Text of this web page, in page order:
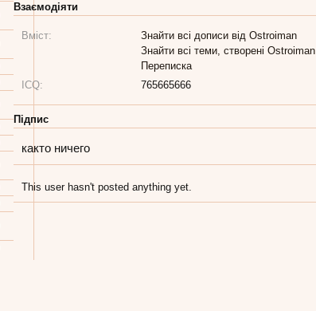
Взаємодіяти
Вміст:
Знайти всі дописи від Ostroiman
Знайти всі теми, створені Ostroiman
Переписка
ICQ:
765665666
Підпис
както ничего
This user hasn't posted anything yet.